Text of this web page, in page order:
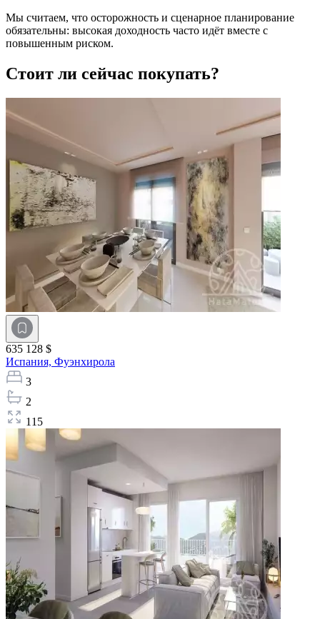
Мы считаем, что осторожность и сценарное планирование
обязательны: высокая доходность часто идёт вместе с
повышенным риском.
Стоит ли сейчас покупать?
635 128 $
Испания, Фуэнхирола
3
2
115